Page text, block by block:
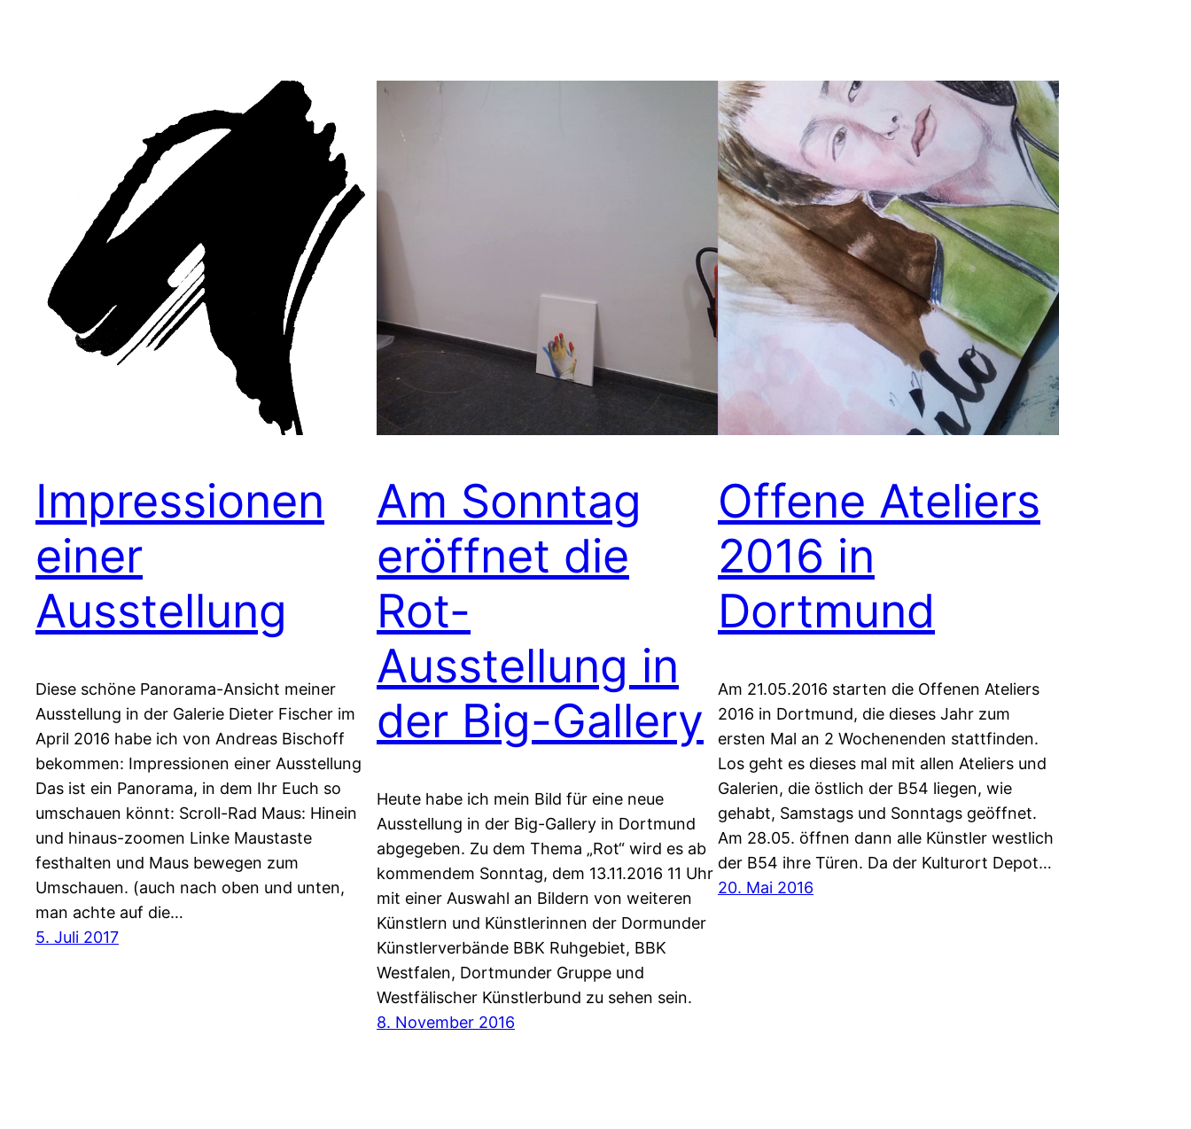
Impressionen
einer
Ausstellung
Diese schöne Panorama-Ansicht meiner
Ausstellung in der Galerie Dieter Fischer im
April 2016 habe ich von Andreas Bischoff
bekommen: Impressionen einer Ausstellung
Das ist ein Panorama, in dem Ihr Euch so
umschauen könnt: Scroll-Rad Maus: Hinein
und hinaus-zoomen Linke Maustaste
festhalten und Maus bewegen zum
Umschauen. (auch nach oben und unten,
man achte auf die…
5. Juli 2017
Am Sonntag
eröffnet die
Rot-
Ausstellung in
der Big-Gallery
Heute habe ich mein Bild für eine neue
Ausstellung in der Big-Gallery in Dortmund
abgegeben. Zu dem Thema „Rot“ wird es ab
kommendem Sonntag, dem 13.11.2016 11 Uhr
mit einer Auswahl an Bildern von weiteren
Künstlern und Künstlerinnen der Dormunder
Künstlerverbände BBK Ruhgebiet, BBK
Westfalen, Dortmunder Gruppe und
Westfälischer Künstlerbund zu sehen sein.
8. November 2016
Offene Ateliers
2016 in
Dortmund
Am 21.05.2016 starten die Offenen Ateliers
2016 in Dortmund, die dieses Jahr zum
ersten Mal an 2 Wochenenden stattfinden.
Los geht es dieses mal mit allen Ateliers und
Galerien, die östlich der B54 liegen, wie
gehabt, Samstags und Sonntags geöffnet.
Am 28.05. öffnen dann alle Künstler westlich
der B54 ihre Türen. Da der Kulturort Depot…
20. Mai 2016